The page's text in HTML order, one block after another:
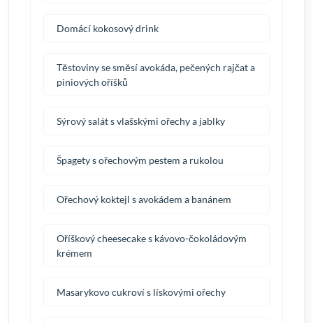
Domácí kokosový drink
Těstoviny se směsí avokáda, pečených rajčat a
piniových oříšků
Sýrový salát s vlašskými ořechy a jablky
Špagety s ořechovým pestem a rukolou
Ořechový koktejl s avokádem a banánem
Oříškový cheesecake s kávovo-čokoládovým
krémem
Masarykovo cukroví s lískovými ořechy